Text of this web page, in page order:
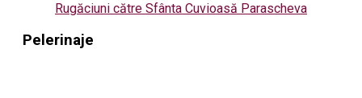
Rugăciuni către Sfânta Cuvioasă Parascheva
Pelerinaje